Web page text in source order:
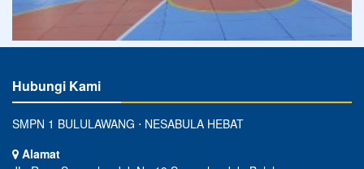
Hubungi Kami
SMPN 1 BULULAWANG ⋅ NESABULA HEBAT
Alamat